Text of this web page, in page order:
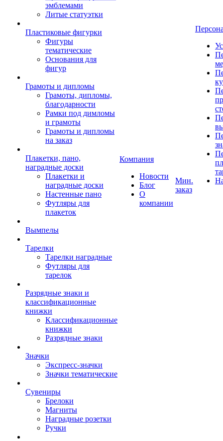
эмблемами
Литые статуэтки
Пластиковые фигурки
Фигуры
тематические
Основания для
фигур
Грамоты и дипломы
Грамоты, дипломы,
благодарности
Рамки под димломы
и грамоты
Грамоты и дипломы
на заказ
Плакетки, пано,
наградные доски
Плакетки и
наградные доски
Настенные пано
Футляры для
плакеток
Вымпелы
Тарелки
Тарелки наградные
Футляры для
тарелок
Разрядные знаки и
классификационные
книжки
Классификационные
книжки
Разрядные знаки
Значки
Экспресс-значки
Значки тематические
Сувениры
Брелоки
Магниты
Наградные розетки
Ручки
Компания
Новости
Блог
О
компании
Мин.
заказ